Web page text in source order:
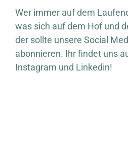
Wer immer auf dem
was sich auf dem Hof und
der sollte unsere Social
abonnieren. Ihr findet uns
Instagram und Linkedin!